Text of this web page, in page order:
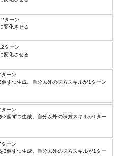
ターン
変化させる
ターン
変化させる
ーン
ずつ生成。自分以外の味方スキルが1ターン
ーン
3個ずつ生成。自分以外の味方スキルが1ター
ーン
3個ずつ生成。自分以外の味方スキルが1ター